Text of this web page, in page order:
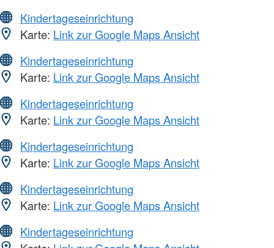
Kindertageseinrichtung
Karte: Link zur Google Maps Ansicht
Kindertageseinrichtung
Karte: Link zur Google Maps Ansicht
Kindertageseinrichtung
Karte: Link zur Google Maps Ansicht
Kindertageseinrichtung
Karte: Link zur Google Maps Ansicht
Kindertageseinrichtung
Karte: Link zur Google Maps Ansicht
Kindertageseinrichtung